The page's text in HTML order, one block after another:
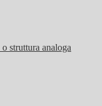
struttura analoga